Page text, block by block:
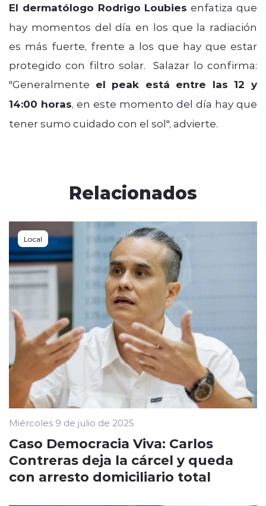
El dermatólogo Rodrigo Loubies enfatiza que
hay momentos del día en los que la radiación
es más fuerte, frente a los que hay que estar
protegido con filtro solar. Salazar lo confirma:
"Generalmente el peak está entre las 12 y
14:00 horas, en este momento del día hay que
tener sumo cuidado con el sol", advierte.
Relacionados
Local
Miércoles 9 de julio de 2025
Caso Democracia Viva: Carlos
Contreras deja la cárcel y queda
con arresto domiciliario total